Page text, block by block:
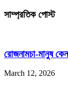
সাম্প্রতিক পোস্ট
রোজনামচা-মানুষ
March 12, 2026